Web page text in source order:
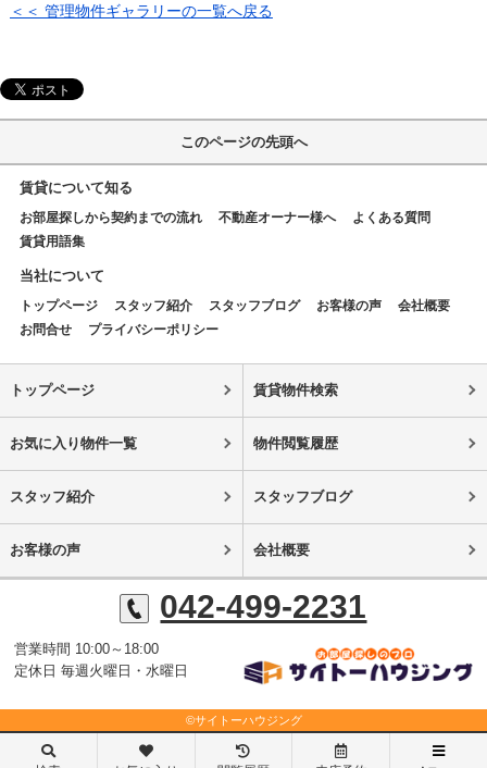
＜＜ 管理物件ギャラリーの一覧へ戻る
このページの先頭へ
賃貸について知る
お部屋探しから契約までの流れ 不動産オーナー様へ
よくある質問
賃貸用語集
当社について
トップページ スタッフ紹介 スタッフブログ お客様の声
会社概要
お問合せ
プライバシーポリシー
トップページ 賃貸物件検索
お気に入り物件一覧 物件閲覧履歴
スタッフ紹介 スタッフブログ
お客様の声 会社概要
042-499-2231
営業時間 10:00～18:00
定休日 毎週火曜日・水曜日
©サイトーハウジング